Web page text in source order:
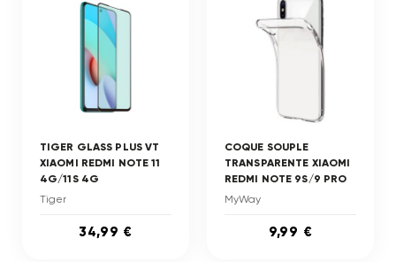
TIGER GLASS PLUS VT
XIAOMI REDMI NOTE 11
4G/11S 4G
Tiger
34,99 €
COQUE SOUPLE
TRANSPARENTE XIAOMI
REDMI NOTE 9S/9 PRO
MyWay
9,99 €